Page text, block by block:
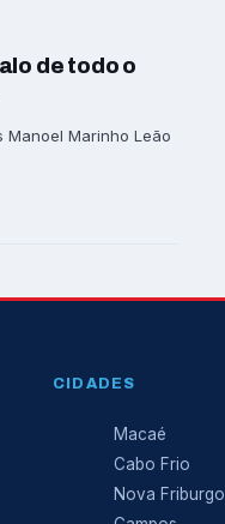
de todo o
Manoel Marinho Leão
CIDADES
Macaé
Cabo Frio
Nova Friburgo